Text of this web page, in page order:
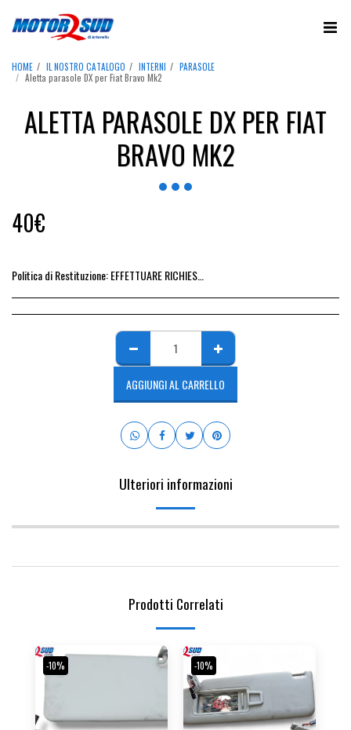
HOME IL NOSTRO CATALOGO INTERNI
PARASOLE
Aletta parasole DX per Fiat Bravo Mk2
ALETTA PARASOLE DX PER FIAT
BRAVO MK2
40€
Politica di Restituzione:EFFETTUARE RICHIESTA DI RESO ENTRO 14 GIORNI DALL&#039;ACQUISTO DEL RICAMBIO, IL RIMBORSO VIENE EMESSO ALLA CONSEGNA DEL RICAMBIO IN SEDE.
AGGIUNGI AL CARRELLO
Ulteriori informazioni
Prodotti Correlati
-10% -10%